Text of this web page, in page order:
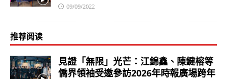
09/09/2022
推荐阅读
見證「無限」光芒：江錦鑫、陳鍵榕等
僑界領袖受邀參訪2026年時報廣場跨年